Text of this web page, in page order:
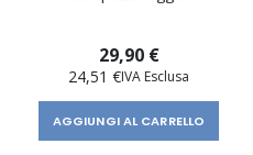
29,90 €
24,51 €
AGGIUNGI AL CARRELLO